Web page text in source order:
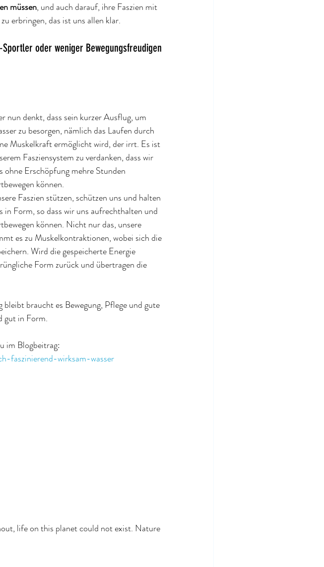
müssen, und auch darauf, ihre Faszien mit
erbringen, das ist uns allen klar.
oder weniger Bewegungsfreudigen
nun denkt, dass sein kurzer Ausflug, um
zu besorgen, nämlich das Laufen durch
Muskelkraft ermöglicht wird, der irrt. Es ist
Fasziensystem zu verdanken, dass wir
ohne Erschöpfung mehre Stunden
können.
Faszien stützen, schützen uns und halten
in Form, so dass wir uns aufrechthalten und
können. Nicht nur das, unsere
es zu Muskelkontraktionen, wobei sich die
Wird die gespeicherte Energie
Form zurück und übertragen die
braucht es Bewegung, Pflege und gute
gut in Form.
im Blogbeitrag:
faszinierend-wirksam-wasser
life on this planet could not exist. Nature